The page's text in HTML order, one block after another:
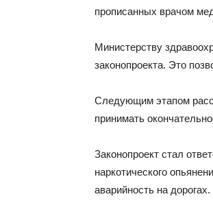
прописанных врачом
Министерству
законопроекта. Это
Следующим этапом
принимать
Законопроект стал
наркотического
аварийность на дорогах.